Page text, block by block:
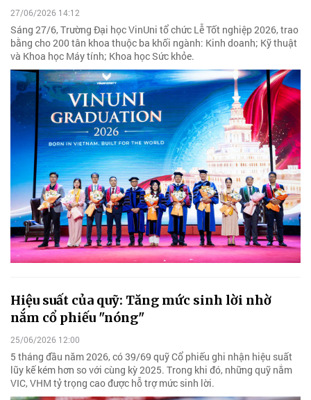
27/06/2026 14:12
Sáng 27/6, Trường Đại học VinUni tổ chức Lễ Tốt nghiệp 2026, trao
bằng cho 200 tân khoa thuộc ba khối ngành: Kinh doanh; Kỹ thuật
và Khoa học Máy tính; Khoa học Sức khỏe.
Hiệu suất của quỹ: Tăng mức sinh lời nhờ
nắm cổ phiếu "nóng"
25/06/2026 12:00
5 tháng đầu năm 2026, có 39/69 quỹ Cổ phiếu ghi nhận hiệu suất
lũy kế kém hơn so với cùng kỳ 2025. Trong khi đó, những quỹ nắm
VIC, VHM tỷ trọng cao được hỗ trợ mức sinh lời.